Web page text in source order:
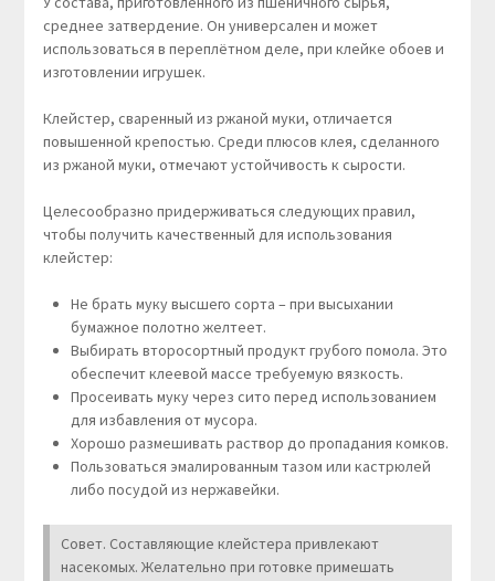
среднее затвердение. Он универсален и может
использоваться в переплётном деле, при клейке обоев и
изготовлении игрушек.
Клейстер, сваренный из ржаной муки, отличается
повышенной крепостью. Среди плюсов клея, сделанного
из ржаной муки, отмечают устойчивость к сырости.
Целесообразно придерживаться следующих правил,
чтобы получить качественный для использования
клейстер:
Не брать муку высшего сорта – при высыхании
бумажное полотно желтеет.
Выбирать второсортный продукт грубого помола. Это
обеспечит клеевой массе требуемую вязкость.
Просеивать муку через сито перед использованием
для избавления от мусора.
Хорошо размешивать раствор до пропадания комков.
Пользоваться эмалированным тазом или кастрюлей
либо посудой из нержавейки.
Совет. Составляющие клейстера привлекают
насекомых. Желательно при готовке примешать